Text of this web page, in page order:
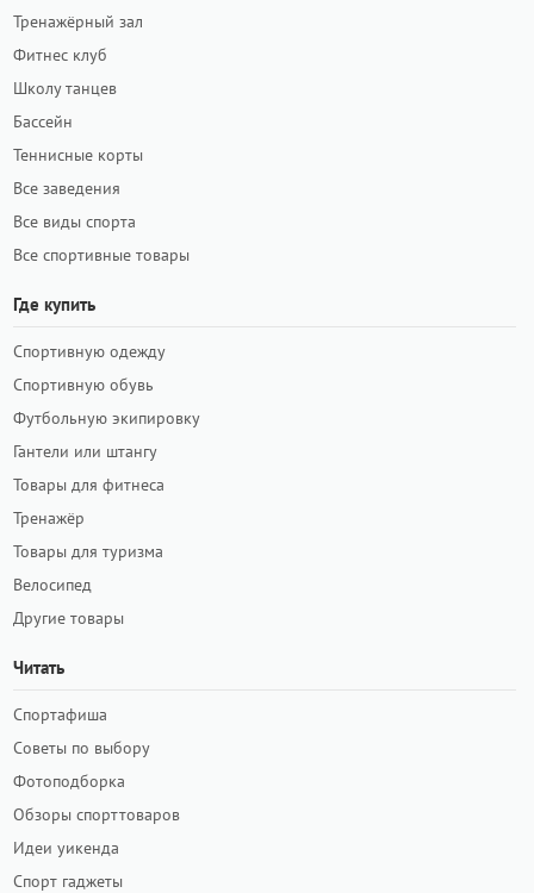
Тренажёрный зал
Фитнес клуб
Школу танцев
Бассейн
Теннисные корты
Все заведения
Все виды спорта
Все спортивные товары
Где купить
Спортивную одежду
Спортивную обувь
Футбольную экипировку
Гантели или штангу
Товары для фитнеса
Тренажёр
Товары для туризма
Велосипед
Другие товары
Читать
Спортафиша
Советы по выбору
Фотоподборка
Обзоры спорттоваров
Идеи уикенда
Спорт гаджеты